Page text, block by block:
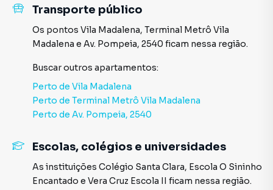
Transporte público
Os pontos Vila Madalena, Terminal Metrô Vila
Madalena e Av. Pompeia, 2540 ficam nessa região.
Buscar outros apartamentos:
Perto de Vila Madalena
Perto de Terminal Metrô Vila Madalena
Perto de Av. Pompeia, 2540
Escolas, colégios e universidades
As instituições Colégio Santa Clara, Escola O Sininho
Encantado e Vera Cruz Escola II ficam nessa região.